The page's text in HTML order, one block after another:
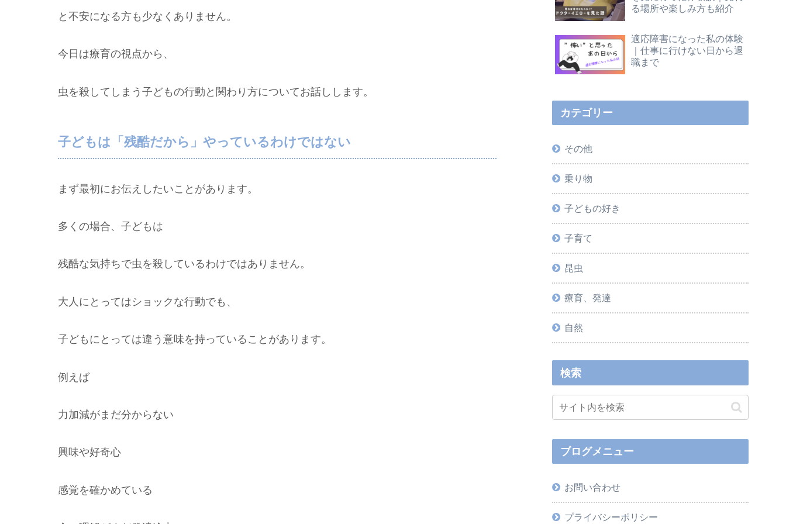
と不安になる方も少なくありません。
今日は療育の視点から、
虫を殺してしまう子どもの行動と関わり方についてお話しします。
子どもは「残酷だから」やっているわけではない
まず最初にお伝えしたいことがあります。
多くの場合、子どもは
残酷な気持ちで虫を殺しているわけではありません。
大人にとってはショックな行動でも、
子どもにとっては違う意味を持っていることがあります。
例えば
力加減がまだ分からない
興味や好奇心
感覚を確かめている
る場所や楽しみ方も紹介
適応障害になった私の体験
｜仕事に行けない日から退
職まで
カテゴリー
その他
乗り物
子どもの好き
子育て
昆虫
療育、発達
自然
検索
ブログメニュー
お問い合わせ
プライバシーポリシー